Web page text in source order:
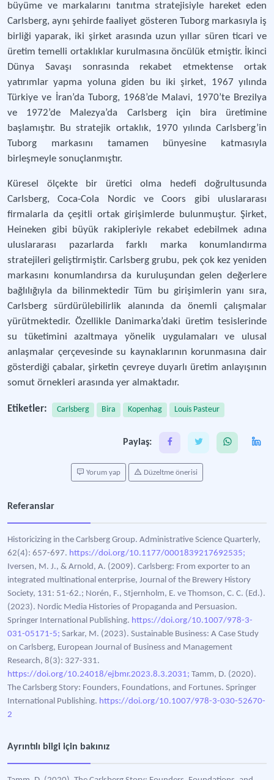
büyüme ve markalarını tanıtma stratejisiyle hareket eden
Carlsberg, aynı şehirde faaliyet gösteren Tuborg markasıyla iş
birliği yaparak, iki şirket arasında uzun yıllar süren ticari ve
üretim temelli ortaklıklar kurulmasına öncülük etmiştir. İkinci
Dünya Savaşı sonrasında rekabet etmektense ortak
yatırımlar yapma yoluna giden bu iki şirket, 1967 yılında
Türkiye ve İran’da Tuborg, 1968’de Malavi, 1970’te Brezilya
ve 1972’de Malezya’da Carlsberg için bira üretimine
başlamıştır. Bu stratejik ortaklık, 1970 yılında Carlsberg’in
Tuborg markasını tamamen bünyesine katmasıyla
birleşmeyle sonuçlanmıştır.
Küresel ölçekte bir üretici olma hedefi doğrultusunda
Carlsberg, Coca-Cola Nordic ve Coors gibi uluslararası
firmalarla da çeşitli ortak girişimlerde bulunmuştur. Şirket,
Heineken gibi büyük rakipleriyle rekabet edebilmek adına
uluslararası pazarlarda farklı marka konumlandırma
stratejileri geliştirmiştir. Carlsberg grubu, pek çok kez yeniden
markasını konumlandırsa da kuruluşundan gelen değerlere
bağlılığıyla da bilinmektedir Tüm bu girişimlerin yanı sıra,
Carlsberg sürdürülebilirlik alanında da önemli çalışmalar
yürütmektedir. Özellikle Danimarka’daki üretim tesislerinde
su tüketimini azaltmaya yönelik uygulamaları ve ulusal
anlaşmalar çerçevesinde su kaynaklarının korunmasına dair
gösterdiği çabalar, şirketin çevreye duyarlı üretim anlayışının
somut örnekleri arasında yer almaktadır.
Etiketler: Carlsberg Bira Kopenhag Louis Pasteur
Paylaş:
Yorum yap Düzeltme önerisi
Referanslar
Historicizing in the Carlsberg Group. Administrative Science Quarterly,
62(4): 657-697. https://doi.org/10.1177/0001839217692535;
Iversen, M. J., & Arnold, A. (2009). Carlsberg: From exporter to an
integrated multinational enterprise, Journal of the Brewery History
Society, 131: 51-62.; Norén, F., Stjernholm, E. ve Thomson, C. C. (Ed.).
(2023). Nordic Media Histories of Propaganda and Persuasion.
Springer International Publishing. https://doi.org/10.1007/978-3-
031-05171-5; Sarkar, M. (2023). Sustainable Business: A Case Study
on Carlsberg, European Journal of Business and Management
Research, 8(3): 327-331.
https://doi.org/10.24018/ejbmr.2023.8.3.2031; Tamm, D. (2020).
The Carlsberg Story: Founders, Foundations, and Fortunes. Springer
International Publishing. https://doi.org/10.1007/978-3-030-52670-
2
Ayrıntılı bilgi için bakınız